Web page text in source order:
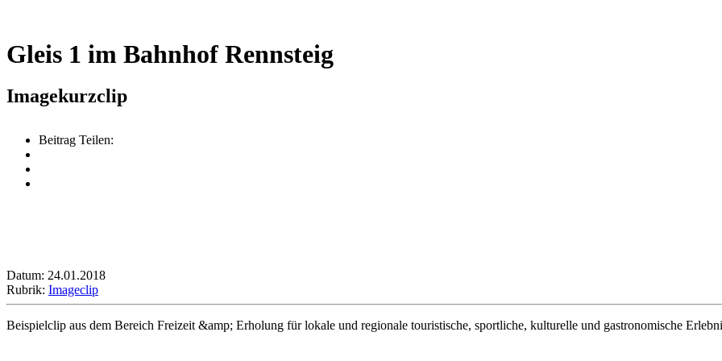
Gleis 1 im Bahnhof Rennsteig
Imagekurzclip
Beitrag Teilen:
Datum: 24.01.2018
Rubrik: Imageclip
Beispielclip aus dem Bereich Freizeit &amp; Erholung für lokale und regionale touristische, sportliche, kulturelle und gastronomische